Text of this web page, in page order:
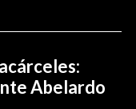
Abelardo